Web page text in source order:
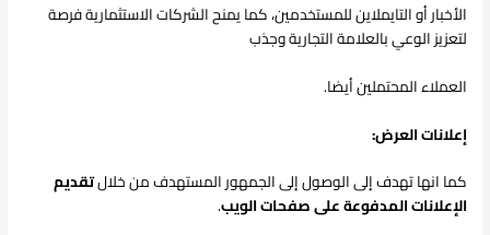
الأخبار أو التايملاين للمستخدمين، كما يمنح الشركات الاستثمارية فرصة
لتعزيز الوعي بالعلامة التجارية وجذب
العملاء المحتملين أيضا.
إعلانات العرض:
كما انها تهدف إلى الوصول إلى الجمهور المستهدف من خلالتقديم
الإعلانات المدفوعة على صفحات الويب.